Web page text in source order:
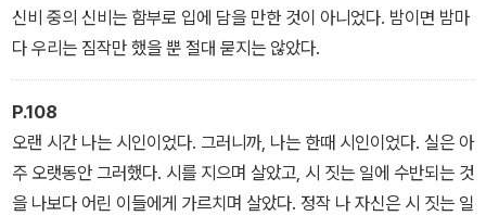
신비 중의 신비는 함부로 입에 담을 만한 것이 아니었다. 밤이면 밤마
다 우리는 짐작만 했을 뿐 절대 묻지는 않았다.
P.108
오랜 시간 나는 시인이었다. 그러니까, 나는 한때 시인이었다. 실은 아
주 오랫동안 그러했다. 시를 지으며 살았고, 시 짓는 일에 수반되는 것
을 나보다 어린 이들에게 가르치며 살았다. 정작 나 자신은 시 짓는 일